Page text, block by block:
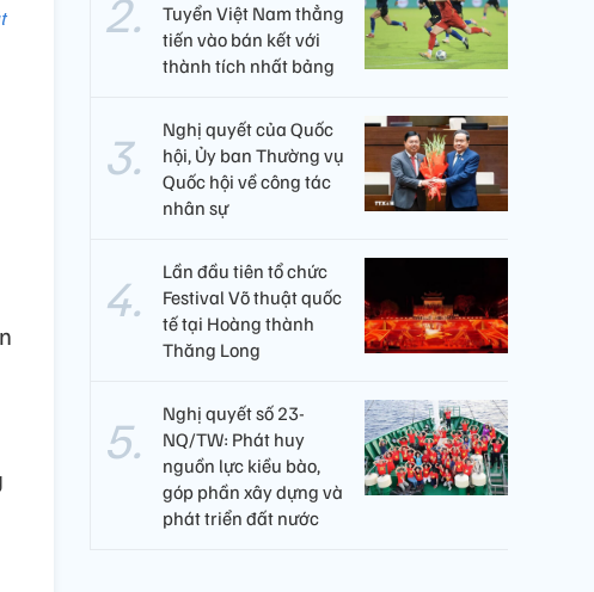
Tuyển Việt Nam thẳng
tiến vào bán kết với
thành tích nhất bảng
Nghị quyết của Quốc
hội, Ủy ban Thường vụ
Quốc hội về công tác
nhân sự
Lần đầu tiên tổ chức
Festival Võ thuật quốc
tế tại Hoàng thành
Thăng Long
Nghị quyết số 23-
NQ/TW: Phát huy
nguồn lực kiều bào,
góp phần xây dựng và
phát triển đất nước